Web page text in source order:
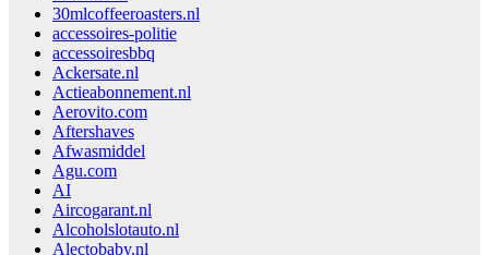
30mlcoffeeroasters.nl
accessoires-politie
accessoiresbbq
Ackersate.nl
Actieabonnement.nl
Aerovito.com
Aftershaves
Afwasmiddel
Agu.com
AI
Aircogarant.nl
Alcoholslotauto.nl
Alectobaby.nl